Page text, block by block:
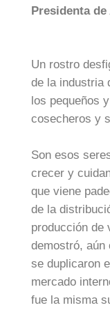
Presidenta de
Un rostro
de la industria
los pequeños
cosecheros y
Son esos
crecer y
que viene
de la
producción de
demostró, aún
se duplicaron
mercado
fue la misma